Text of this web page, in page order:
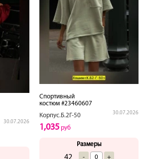
30.07.2026
Спортивный
костюм #23460607
Корпус.Б.2Г-50
30.07.2026
1,035 руб
Размеры
- +